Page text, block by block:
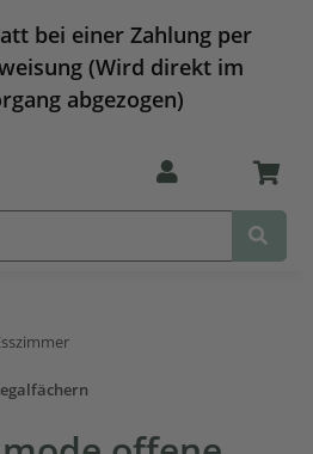
bei einer Zahlung per
(Wird direkt im
abgezogen)